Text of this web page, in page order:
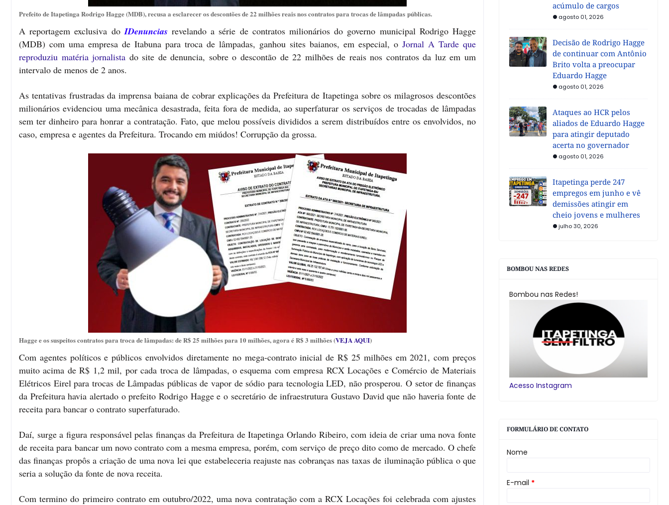
Prefeito de Itapetinga Rodrigo Hagge (MDB), recusa a esclarecer os descontões de 22 milhões reais nos contratos para trocas de lâmpadas públicas.
A reportagem exclusiva doIDenuncias revelando a série de contratos milionários do governo municipal Rodrigo Hagge
(MDB) com uma empresa de Itabuna para troca de lâmpadas, ganhou sites baianos, em especial, o Jornal A Tarde que
reproduziu matéria jornalista do site de denuncia, sobre o descontão de 22 milhões de reais nos contratos da luz em um
intervalo de menos de 2 anos.
As tentativas frustradas da imprensa baiana de cobrar explicações da Prefeitura de Itapetinga sobre os milagrosos descontões
milionários evidenciou uma mecânica desastrada, feita fora de medida, ao superfaturar os serviços de trocadas de lâmpadas
sem ter dinheiro para honrar a contratação. Fato, que melou possíveis divididos a serem distribuídos entre os envolvidos, no
caso, empresa e agentes da Prefeitura. Trocando em miúdos! Corrupção da grossa.
Hagge e os suspeitos contratos para troca de lâmpadas: de R$ 25 milhões para 10 milhões, agora é R$ 3 milhões (VEJA AQUI)
Com agentes políticos e públicos envolvidos diretamente no mega-contrato inicial de R$ 25 milhões em 2021, com preços
muito acima de R$ 1,2 mil, por cada troca de lâmpadas, o esquema com empresa RCX Locações e Comércio de Materiais
Elétricos Eirel para trocas de Lâmpadas públicas de vapor de sódio para tecnologia LED, não prosperou. O setor de finanças
da Prefeitura havia alertado o prefeito Rodrigo Hagge e o secretário de infraestrutura Gustavo David que não haveria fonte de
receita para bancar o contrato superfaturado.
Daí, surge a figura responsável pelas finanças da Prefeitura de Itapetinga Orlando Ribeiro, com ideia de criar uma nova fonte
de receita para bancar um novo contrato com a mesma empresa, porém, com serviço de preço dito como de mercado. O chefe
das finanças propôs a criação de uma nova lei que estabeleceria reajuste nas cobranças nas taxas de iluminação pública o que
seria a solução da fonte de nova receita.
Com termino do primeiro contrato em outubro/2022, uma nova contratação com a RCX Locações foi celebrada com ajustes
acúmulo de cargos
agosto 01, 2026
Decisão de Rodrigo Hagge
de continuar com Antônio
Brito volta a preocupar
Eduardo Hagge
agosto 01, 2026
Ataques ao HCR pelos
aliados de Eduardo Hagge
para atingir deputado
acerta no governador
agosto 01, 2026
Itapetinga perde 247
empregos em junho e vê
demissões atingir em
cheio jovens e mulheres
julho 30, 2026
BOMBOU NAS REDES
Bombou nas Redes!
Acesso Instagram
FORMULÁRIO DE CONTATO
Nome
E-mail *